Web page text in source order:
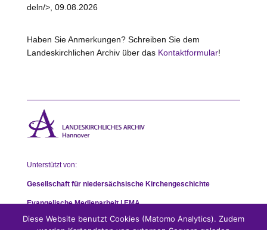
deln/>, 09.08.2026
Haben Sie Anmerkungen? Schreiben Sie dem
Landeskirchlichen Archiv über das Kontaktformular!
Unterstützt von:
Gesellschaft für niedersächsische Kirchengeschichte
Evangelische Medienarbeit | EMA
Diese Website benutzt Cookies (Matomo Analytics). Zudem